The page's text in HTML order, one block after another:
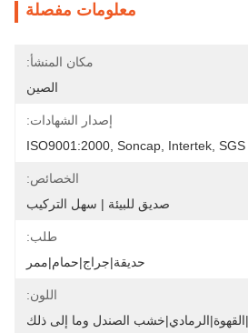
معلومات مفصلة
مكان المنشأ:
الصين
إصدار الشهادات:
ISO9001:2000, Soncap, Intertek, SGS
الخصائص:
صديق للبيئة | سهل التركيب
طلب:
حديقة|جراج|حمام|ممر
اللون:
الصندل وما إلى ذلك